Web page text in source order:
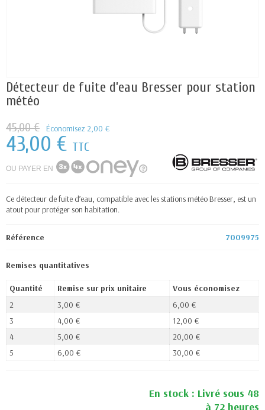
Détecteur de fuite d’eau Bresser pour station
météo
45,00 € Économisez 2,00 €
43,00 € TTC
OU PAYER EN
Ce détecteur de fuite d’eau, compatible avec les stations météo Bresser, est un
atout pour protéger son habitation.
Référence 7009975
Remises quantitatives
Quantité Remise sur prix unitaire
Vous économisez
2
3,00 €
6,00 €
3
4,00 €
12,00 €
4
5,00 €
20,00 €
5
6,00 € 30,00 €
En stock : Livré sous 48
à 72 heures